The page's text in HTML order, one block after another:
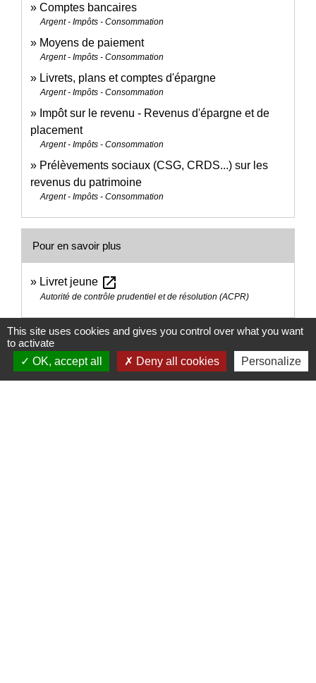
Comptes bancaires
Argent - Impôts - Consommation
Moyens de paiement
Argent - Impôts - Consommation
Livrets, plans et comptes d'épargne
Argent - Impôts - Consommation
Impôt sur le revenu - Revenus d'épargne et de
placement
Argent - Impôts - Consommation
Prélèvements sociaux (CSG, CRDS...) sur les
revenus du patrimoine
Argent - Impôts - Consommation
Pour en savoir plus
Livret jeune open_in_new
Autorité de contrôle prudentiel et de résolution (ACPR)
Signaler une erreur sur cette page
This site uses cookies and gives you control over what you want
to activate
OK, accept all
Deny all cookies Personalize